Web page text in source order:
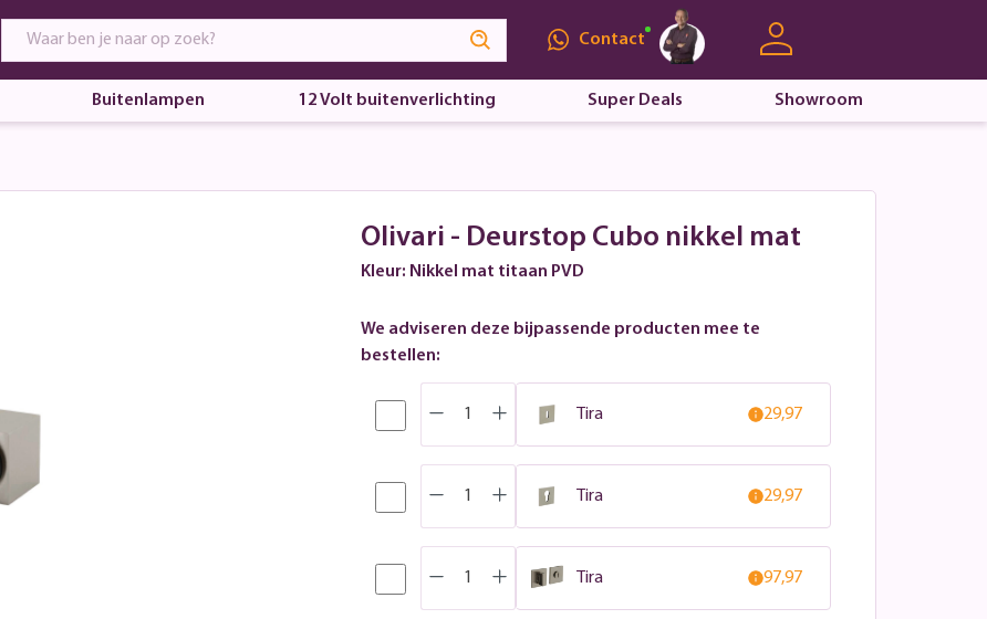
Contact
Buitenlampen 12 Volt buitenverlichting Super Deals Showroom
Olivari - Deurstop Cubo nikkel mat
Kleur: Nikkel mat titaan PVD
We adviseren deze bijpassende producten mee te
bestellen:
Tira 29,97
Tira 29,97
Tira 97,97